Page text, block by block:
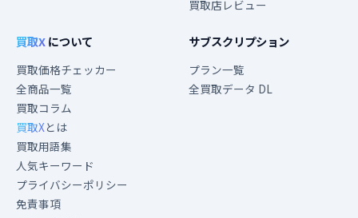
買取店レビュー
買取Xについて
買取価格チェッカー
全商品一覧
買取コラム
買取Xとは
買取用語集
人気キーワード
プライバシーポリシー
免責事項
サブスクリプション
プラン一覧
全買取データ DL